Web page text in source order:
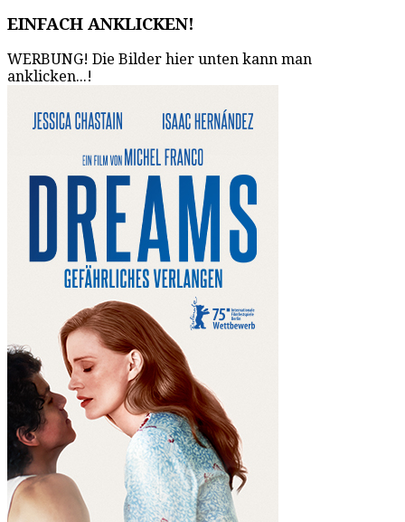
EINFACH ANKLICKEN!
WERBUNG! Die Bilder hier unten kann man
anklicken...!